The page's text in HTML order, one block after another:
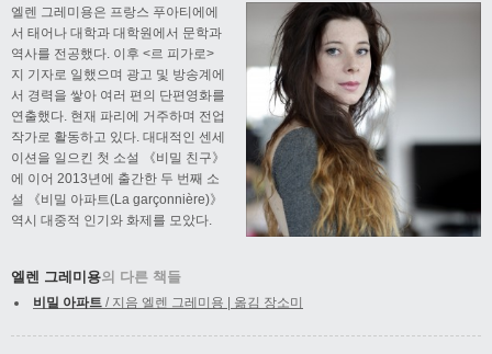
엘렌 그레미용은 프랑스 푸아티에에
서 태어나 대학과 대학원에서 문학과
역사를 전공했다. 이후 <르 피가로>
지 기자로 일했으며 광고 및 방송계에
서 경력을 쌓아 여러 편의 단편영화를
연출했다. 현재 파리에 거주하며 전업
작가로 활동하고 있다. 대대적인 센세
이션을 일으킨 첫 소설 《비밀 친구》
에 이어 2013년에 출간한 두 번째 소
설 《비밀 아파트(La garçonnière)》
역시 대중적 인기와 화제를 모았다.
엘렌 그레미용의 다른 책들
비밀 아파트 / 지음 엘렌 그레미용 | 옮김 장소미